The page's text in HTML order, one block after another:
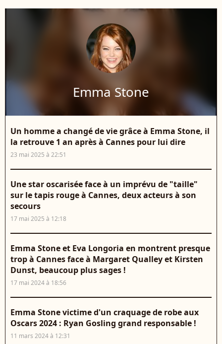
Emma Stone
Un homme a changé de vie grâce à Emma Stone, il
la retrouve 1 an après à Cannes pour lui dire
23 mai 2025 à 22:51
Une star oscarisée face à un imprévu de "taille"
sur le tapis rouge à Cannes, deux acteurs à son
secours
17 mai 2025 à 12:18
Emma Stone et Eva Longoria en montrent presque
trop à Cannes face à Margaret Qualley et Kirsten
Dunst, beaucoup plus sages !
17 mai 2024 à 18:56
Emma Stone victime d'un craquage de robe aux
Oscars 2024 : Ryan Gosling grand responsable !
11 mars 2024 à 12:31